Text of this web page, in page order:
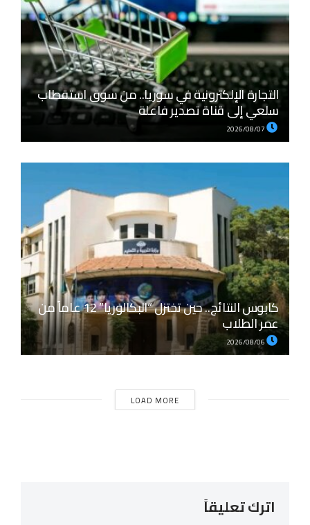
التجارة الإلكترونية في سوريا.. من سوق استقطاب
سلعي إلى قناة تصدير فاعلة
كابوس النتائج.. حين تختزل “البكالوريا” 12 عاماً من
عمر الطلاب
LOAD MORE
اترك تعليقاً